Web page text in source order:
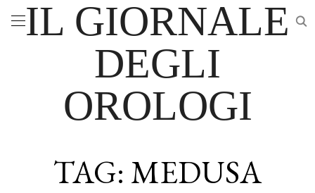
IL GIORNALE
DEGLI
OROLOGI
TAG: MEDUSA